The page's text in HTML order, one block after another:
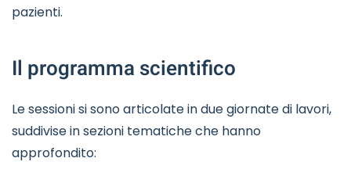
pazienti.
Il programma scientifico
Le sessioni si sono articolate in due giornate di lavori,
suddivise in sezioni tematiche che hanno
approfondito: